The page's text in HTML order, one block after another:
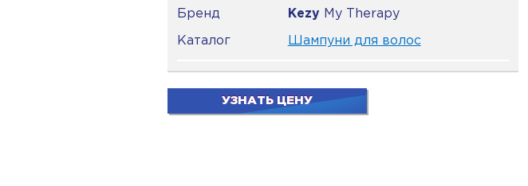
Бренд Kezy My Therapy
Каталог Шампуни для волос
УЗНАТЬ ЦЕНУ